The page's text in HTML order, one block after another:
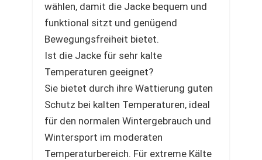
wählen, damit die Jacke bequem und
funktional sitzt und genügend
Bewegungsfreiheit bietet.
Ist die Jacke für sehr kalte
Temperaturen geeignet?
Sie bietet durch ihre Wattierung guten
Schutz bei kalten Temperaturen, ideal
für den normalen Wintergebrauch und
Wintersport im moderaten
Temperaturbereich. Für extreme Kälte